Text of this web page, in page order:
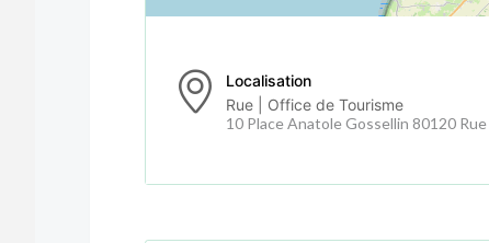
Localisation
Rue | Office de Tourisme
10 Place Anatole Gossellin 80120 Rue